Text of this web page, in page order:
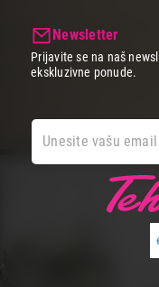
Newsletter
Prijavite se na naš
ekskluzivne ponude.